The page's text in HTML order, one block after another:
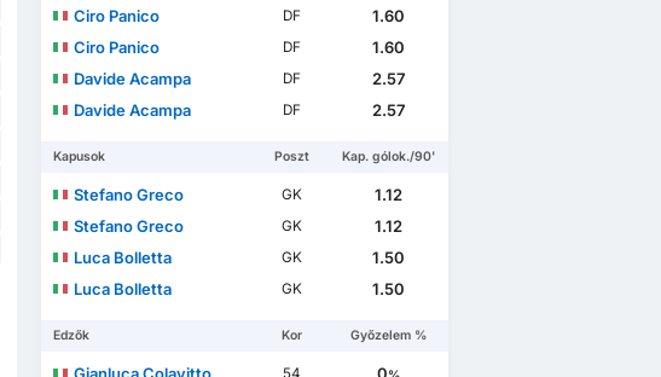
Ciro Panico
DF
1.60
Ciro Panico
DF
1.60
Davide Acampa
DF
2.57
Davide Acampa
DF 2.57
Kapusok Poszt Kap. gólok./90'
Stefano Greco GK
1.12
Stefano Greco
GK
1.12
Luca Bolletta
GK
1.50
Luca Bolletta
GK 1.50
Edzők Kor Győzelem %